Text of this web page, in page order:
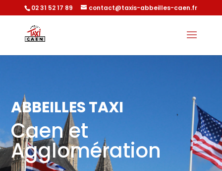
02 31 52 17 89 contact@taxis-abbeilles-caen.fr
ABBEILLES TAXI
Caen et
Agglomération